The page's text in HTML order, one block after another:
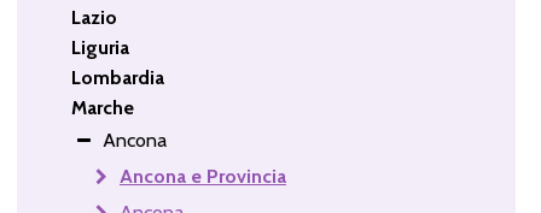
Lazio
Liguria
Lombardia
Marche
Ancona
Ancona e Provincia